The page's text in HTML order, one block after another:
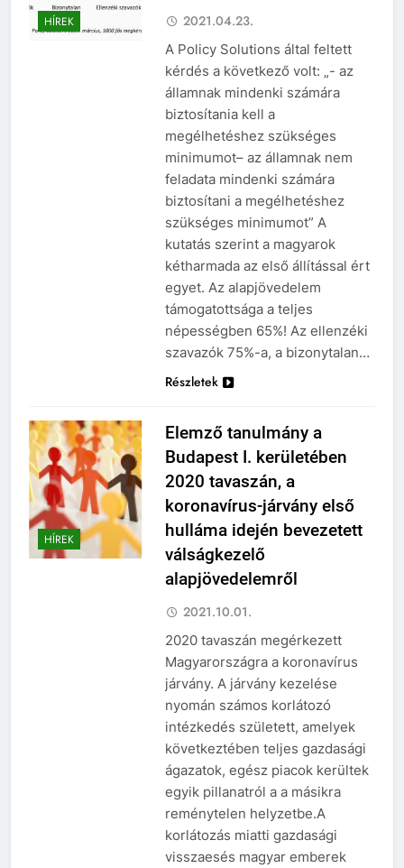
HÍREK 2021.04.23.
A Policy Solutions által feltett
kérdés a következő volt: „- az
államnak mindenki számára
biztosítania kell a
megélhetéshez szükséges
minimumot– az államnak nem
feladata mindenki számára
biztosítani a megélhetéshez
szükséges minimumot” A
kutatás szerint a magyarok
kétharmada az első állítással ért
egyet. Az alapjövedelem
támogatottsága a teljes
népességben 65%! Az ellenzéki
szavazók 75%-a, a bizonytalan…
Részletek
HÍREK
Elemző tanulmány a
Budapest I. kerületében
2020 tavaszán, a
koronavírus-járvány első
hulláma idején bevezetett
válságkezelő
alapjövedelemről
2021.10.01.
2020 tavaszán megérkezett
Magyarországra a koronavírus
járvány. A járvány kezelése
nyomán számos korlátozó
intézkedés született, amelyek
következtében teljes gazdasági
ágazatok, egész piacok kerültek
egyik pillanatról a a másikra
reménytelen helyzetbe.A
korlátozás miatti gazdasági
visszaesés magyar emberek